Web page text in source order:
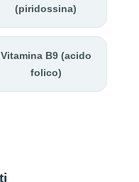
(piridossina)
Vitamina B9 (acido
folico)